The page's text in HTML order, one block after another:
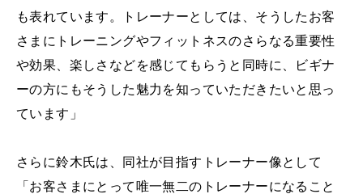
も表れています。トレーナーとしては、そうしたお客
さまにトレーニングやフィットネスのさらなる重要性
や効果、楽しさなどを感じてもらうと同時に、ビギナ
ーの方にもそうした魅力を知っていただきたいと思っ
ています」
さらに鈴木氏は、同社が目指すトレーナー像として
「お客さまにとって唯一無二のトレーナーになること